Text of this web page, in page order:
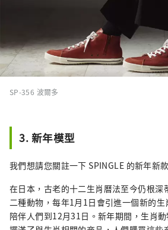
SP-356 波爾多
3. 新年模型
我們想請您關註一下 SPINGLE 的新年新
在日本，古老的十二生肖曆法至今仍根深
二種動物，每年1月1日會引進一個新的
陪伴人們到12月31日。新年期間，生肖